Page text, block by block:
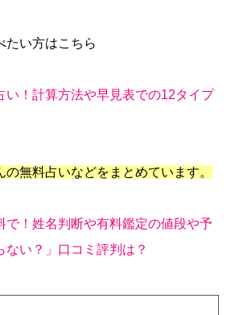
い方はこちら
い！計算方法や早見表での12タイプ
の無料占いなどをまとめています。
で！姓名判断や有料鑑定の値段や予
ない？」口コミ評判は？